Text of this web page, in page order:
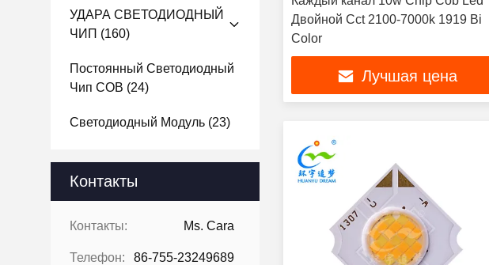
УДАРА СВЕТОДИОДНЫЙ
ЧИП (160)
Постоянный Светодиодный
Чип COB (24)
Светодиодный Модуль (23)
Контакты
Контакты: Ms. Cara
Телефон: 86-755-23249689
Двойной Cct 2100-7000k 1919 Bi
Color
Лучшая цена